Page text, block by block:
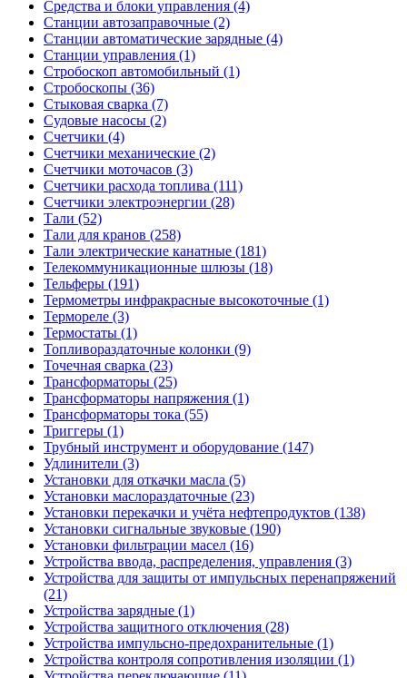
Средства и блоки управления (4)
Станции автозаправочные (2)
Станции автоматические зарядные (4)
Станции управления (1)
Стробоскоп автомобильный (1)
Стробоскопы (36)
Стыковая сварка (7)
Судовые насосы (2)
Счетчики (4)
Счетчики механические (2)
Счетчики моточасов (3)
Счетчики расхода топлива (111)
Счетчики электроэнергии (28)
Тали (52)
Тали для кранов (258)
Тали электрические канатные (181)
Телекоммуникационные шлюзы (18)
Тельферы (191)
Термометры инфракрасные высокоточные (1)
Термореле (3)
Термостаты (1)
Топливораздаточные колонки (9)
Точечная сварка (23)
Трансформаторы (25)
Трансформаторы напряжения (1)
Трансформаторы тока (55)
Триггеры (1)
Трубный инструмент и оборудование (147)
Удлинители (3)
Установки для откачки масла (5)
Установки маслораздаточные (23)
Установки перекачки и учёта нефтепродуктов (138)
Установки сигнальные звуковые (190)
Установки фильтрации масел (16)
Устройства ввода, распределения, управления (3)
Устройства для защиты от импульсных перенапряжений
(21)
Устройства зарядные (1)
Устройства защитного отключения (28)
Устройства импульсно-предохранительные (1)
Устройства контроля сопротивления изоляции (1)